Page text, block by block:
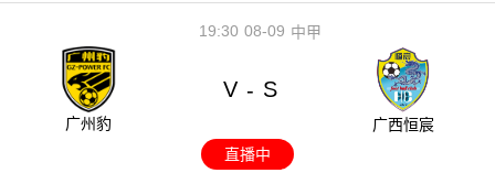
08-09
19:30 中甲
广州豹
V - S
广西恒宸
直播中